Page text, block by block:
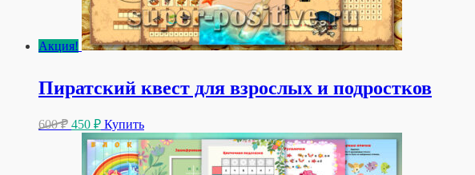
Акция!
Пиратский квест для взрослых и подростков
600₽ Первоначальная
цена
составляла
600 ₽.
450 ₽Текущая
цена:
450 ₽.
Купить